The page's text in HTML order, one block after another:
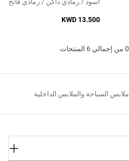
KWD 13.500
ملابس السباحة والملابس الداخلية